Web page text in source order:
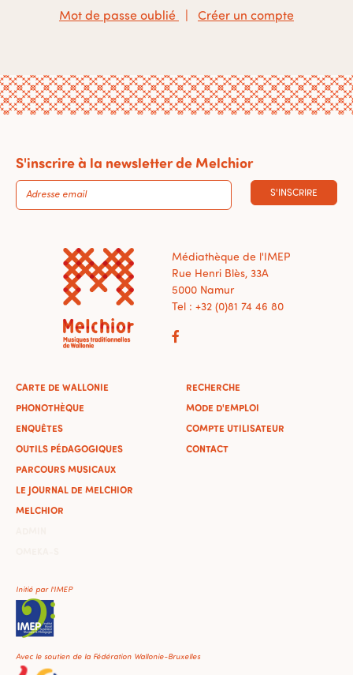
Mot de passe oublié Créer un compte
S'inscrire à la newsletter de Melchior
S'INSCRIRE
Médiathèque de l'IMEP
Rue Henri Blès, 33A
5000 Namur
Tel : +32 (0)81 74 46 80
CARTE DE WALLONIE
PHONOTHÈQUE
ENQUÊTES
OUTILS PÉDAGOGIQUES
PARCOURS MUSICAUX
LE JOURNAL DE MELCHIOR
MELCHIOR
RECHERCHE
MODE D'EMPLOI
COMPTE UTILISATEUR
CONTACT
Initié par l'IMEP
Avec le soutien de la Fédération Wallonie-Bruxelles